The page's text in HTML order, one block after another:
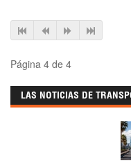
Página 4 de 4
LAS NOTICIAS DE